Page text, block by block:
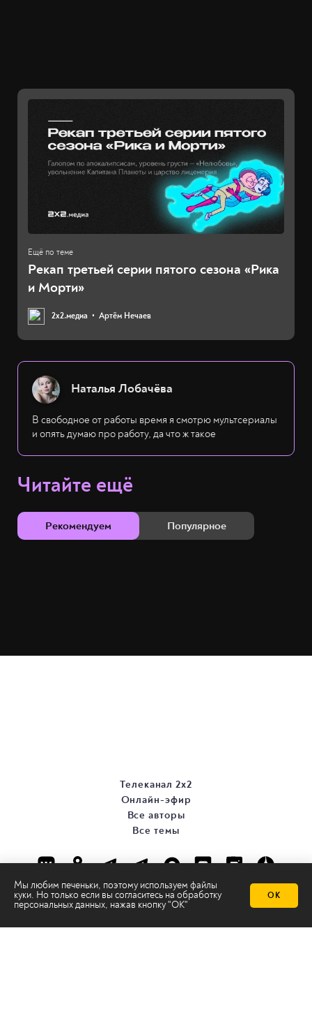
Рекап третьей серии пятого сезона «Рика
и Морти»
2х2.медиа Артём Нечаев
Наталья Лобачёва
В свободное от работы время я смотрю мультсериалы
и опять думаю про работу, да что ж такое
Читайте ещё
Рекомендуем Популярное
Мы любим печеньки, поэтому используем файлы
куки. Но только если вы согласитесь на обработку
персональных данных, нажав кнопку "ОК"
ОК
Телеканал 2х2
Онлайн-эфир
Все авторы
Все темы